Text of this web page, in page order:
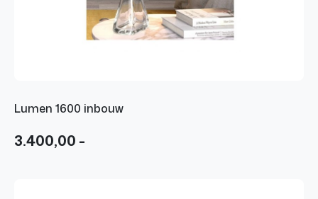
Lumen 1600 inbouw
3.400,00 -